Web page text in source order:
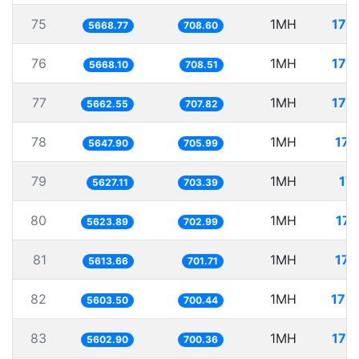
75 5668.77 708.60 1MH
76 5668.10 708.51 1MH
77 5662.55 707.82 1MH
78 5647.90 705.99 1MH
79 5627.11 703.39 1MH
80 5623.89 702.99 1MH
81 5613.66 701.71 1MH
82 5603.50 700.44 1MH
83 5602.90 700.36 1MH